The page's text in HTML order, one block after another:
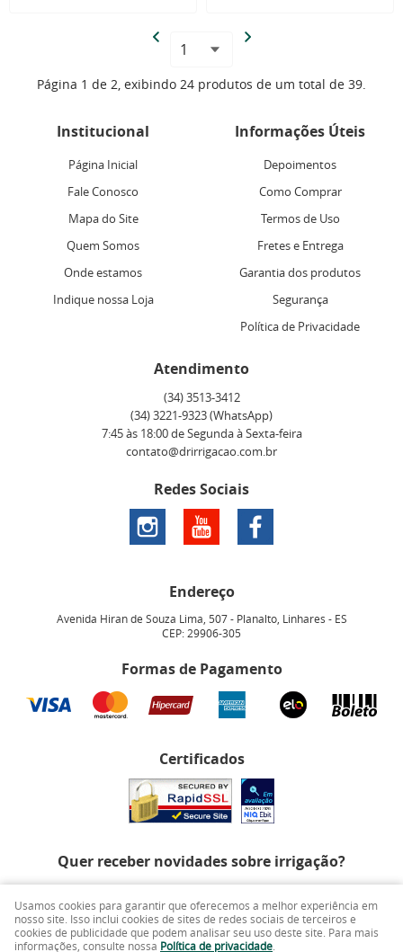
Página 1 de 2, exibindo 24 produtos de um total de 39.
Institucional
Página Inicial
Fale Conosco
Mapa do Site
Quem Somos
Onde estamos
Indique nossa Loja
Informações Úteis
Depoimentos
Como Comprar
Termos de Uso
Fretes e Entrega
Garantia dos produtos
Segurança
Política de Privacidade
Atendimento
(34)3513-3412
(34)3221-9323(WhatsApp)
7:45 às 18:00 de Segunda à Sexta-feira
contato@drirrigacao.com.br
Redes Sociais
Endereço
Avenida Hiran de Souza Lima, 507- Planalto, Linhares - ES
CEP: 29906-305
Formas de Pagamento
Certificados
Quer receber novidades sobre irrigação?
Usamos cookies para garantir que oferecemos a melhor experiência em
nosso site. Isso inclui cookies de sites de redes sociais de terceiros e
cookies de publicidade que podem analisar seu uso deste site. Para mais
informações, consulte nossa Política de privacidade